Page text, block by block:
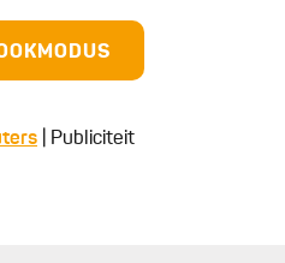
| Publiciteit